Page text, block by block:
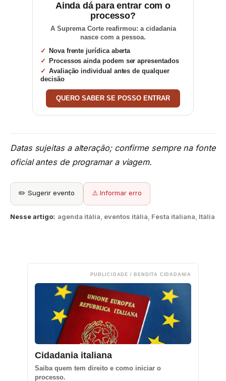
Ainda dá para entrar com o
processo?
A Suprema Corte reafirmou: a cidadania
nasce com a pessoa.
Nova frente jurídica aberta
Processos ainda podem ser apresentados
Avaliação individual antes de qualquer
decisão
QUERO SABER SE POSSO ENTRAR
Datas sujeitas a alteração; confirme sempre na fonte
oficial antes de programar a viagem.
✏️ Sugerir evento ⚠️ Informar erro
Nesse artigo: agenda itália eventos itália Festa italiana Itália
PUBLICIDADE / BENDITA CIDADANIA
Cidadania italiana
Saiba quem tem direito e como iniciar o
processo.